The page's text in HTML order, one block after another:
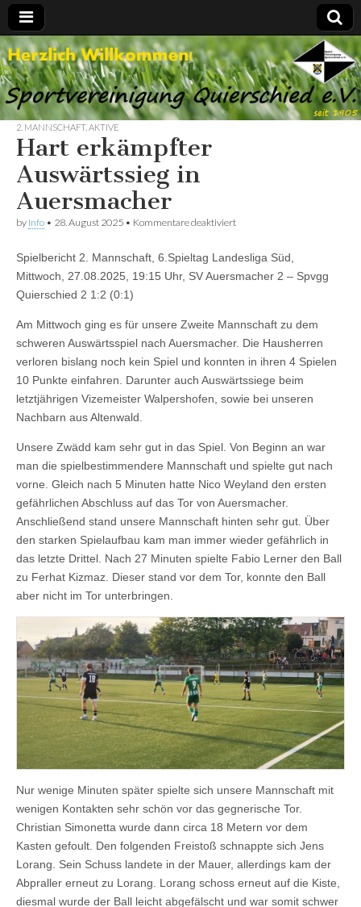
Spvgg.
Quierschied
Offizielle
Internetpräsenz
2. MANNSCHAFT, AKTIVE
Hart erkämpfter
Auswärtssieg in
Auersmacher
by Info • 28. August 2025 • Kommentare deaktiviertfür
Auswärtssieg
in
Spielbericht 2. Mannschaft, 6.Spieltag Landesliga Süd,
Mittwoch, 27.08.2025, 19:15 Uhr, SV Auersmacher 2 – Spvgg
Quierschied 2 1:2 (0:1)
Am Mittwoch ging es für unsere Zweite Mannschaft zu dem
schweren Auswärtsspiel nach Auersmacher. Die Hausherren
verloren bislang noch kein Spiel und konnten in ihren 4 Spielen
10 Punkte einfahren. Darunter auch Auswärtssiege beim
letztjährigen Vizemeister Walpershofen, sowie bei unseren
Nachbarn aus Altenwald.
Unsere Zwädd kam sehr gut in das Spiel. Von Beginn an war
man die spielbestimmendere Mannschaft und spielte gut nach
vorne. Gleich nach 5 Minuten hatte Nico Weyland den ersten
gefährlichen Abschluss auf das Tor von Auersmacher.
Anschließend stand unsere Mannschaft hinten sehr gut. Über
den starken Spielaufbau kam man immer wieder gefährlich in
das letzte Drittel. Nach 27 Minuten spielte Fabio Lerner den Ball
zu Ferhat Kizmaz. Dieser stand vor dem Tor, konnte den Ball
aber nicht im Tor unterbringen.
Nur wenige Minuten später spielte sich unsere Mannschaft mit
wenigen Kontakten sehr schön vor das gegnerische Tor.
Christian Simonetta wurde dann circa 18 Metern vor dem
Kasten gefoult. Den folgenden Freistoß schnappte sich Jens
Lorang. Sein Schuss landete in der Mauer, allerdings kam der
Abpraller erneut zu Lorang. Lorang schoss erneut auf die Kiste,
diesmal wurde der Ball leicht abgefälscht und war somit schwer